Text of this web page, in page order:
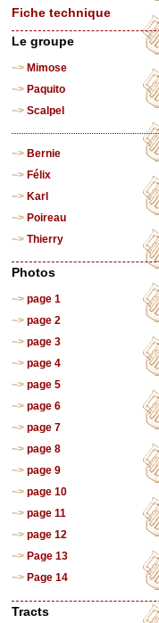
Fiche technique
Le groupe
Mimose
Paquito
Scalpel
Bernie
Félix
Karl
Poireau
Thierry
Photos
page 1
page 2
page 3
page 4
page 5
page 6
page 7
page 8
page 9
page 10
page 11
page 12
Page 13
Page 14
Tracts